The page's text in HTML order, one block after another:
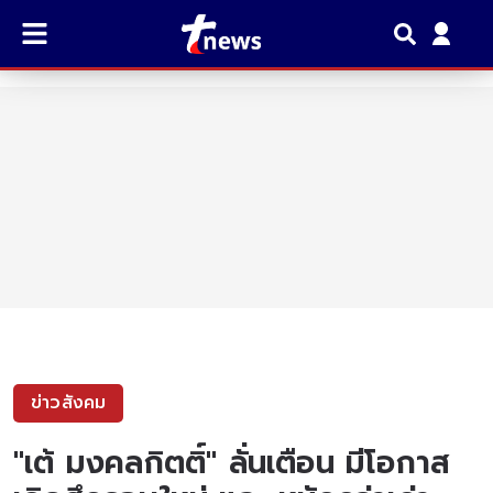
ข่าวสังคม
"เต้ มงคลกิตติ์" ลั่นเตือน มีโอกาส